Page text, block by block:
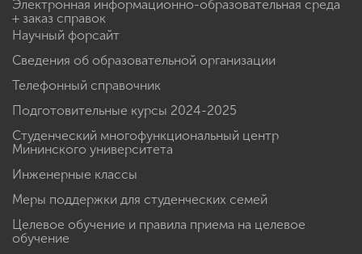
Электронная информационно-образовательная среда
+ заказ справок
Научный форсайт
Сведения об образовательной организации
Телефонный справочник
Подготовительные курсы 2024-2025
Студенческий многофункциональный центр
Мининского университета
Инженерные классы
Меры поддержки для студенческих семей
Целевое обучение и правила приема на целевое
обучение